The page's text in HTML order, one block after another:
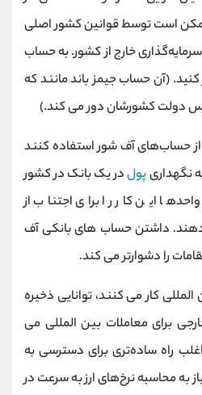
است توسط قوانین کشور اصلی
خارج از کشور. به حساب
(آن حساب جیمز باند مانند که
دولت کشورشان دور می کند.)
حساب‌های آف‌ شور استفاده کنند
نگهداریپولدر یک بانک در کشور
این کار را برای اجتناب از
دهند. داشتن حساب های بانکی آف‌
را دشوارتر می کند.
کار می کنند، توانایی ذخیره
برای معاملات بین المللی می
راه ساده‌تری برای دسترسی به
به محاسبه نرخ‌های ارز به سرعت در